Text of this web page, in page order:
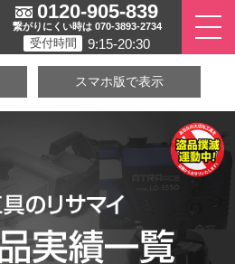
0120-905-839
繋がりにくい時は 070-3893-2734
受付時間 9:15-20:30
スマホ版で表示